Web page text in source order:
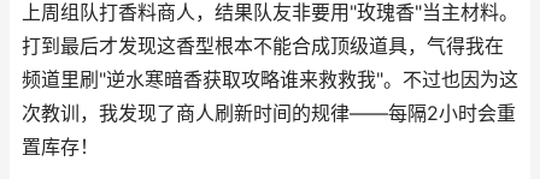
上周组队打香料商人，结果队友非要用"玫瑰香"当主材料。
打到最后才发现这香型根本不能合成顶级道具，气得我在
频道里刷"逆水寒暗香获取攻略谁来救救我"。不过也因为这
次教训，我发现了商人刷新时间的规律——每隔2小时会重
置库存！